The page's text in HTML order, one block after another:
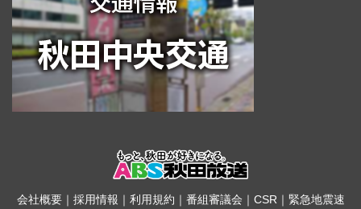
会社概要｜ 採用情報 ｜ 利用規約 ｜ 番組審議会 ｜ CSR｜ 緊急地震速